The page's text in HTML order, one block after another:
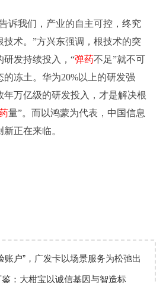
诉我们，产业的自主可控，终究
技术。”方兴东强调，根技术的突
研发持续投入，“弹药不足”就不可
冻土。华为20%以上的研发强
年万亿级的研发投入，才是解决根
量”。而以鸿蒙为代表，中国信息
正在来临。
账户”，广发卡以场景服务为松弛出
：大柑宝以诚信基因与智造标